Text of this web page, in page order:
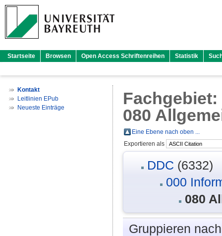
Startseite Browsen Open Access Schriftenreihen Statistik
Kontakt
Leitlinien EPub
Neueste Einträge
Fachgebiet:
080
Eine Ebene nach oben ...
Exportieren als
DDC (6332)
000
080
Gruppieren